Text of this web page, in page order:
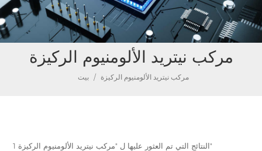
مركب نيتريد الألومنيوم الركيزة
بيت / مركب نيتريد الألومنيوم الركيزة
1 النتائج التي تم العثور عليها ل "مركب نيتريد الألومنيوم الركيزة"